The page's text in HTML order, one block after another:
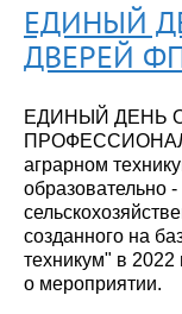
ЕДИНЫЙ
ДВЕРЕЙ
ЕДИНЫЙ ДЕНЬ
аграрном
образовательно
созданного на
техникум" в 2022
о мероприятии.